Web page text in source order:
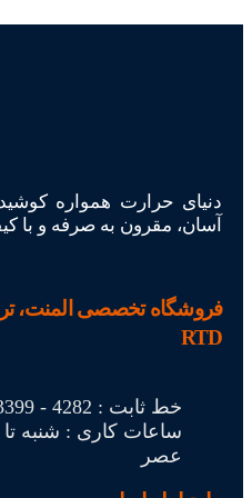
دنیای حرارت همواره
آسان، مقرون به صرفه و با
فروشگاه تخصصی المنت،
RTD
خط ثابت : 4282 - 3399 - 021
عصر